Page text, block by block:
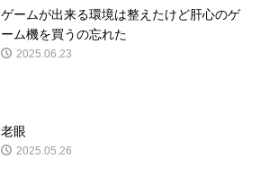
ゲームが出来る環境は整えたけど肝心のゲ
ーム機を買うの忘れた
2025.06.23
老眼
2025.05.26